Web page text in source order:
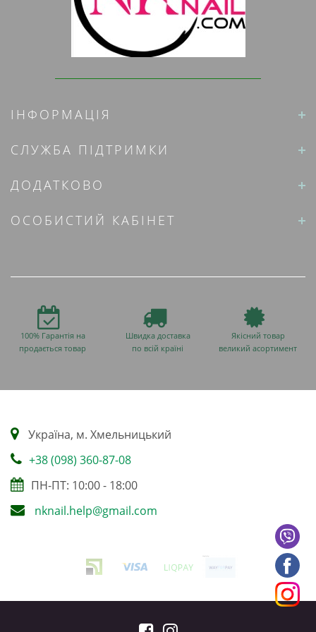
ІНФОРМАЦІЯ
СЛУЖБА ПІДТРИМКИ
ДОДАТКОВО
ОСОБИСТИЙ КАБІНЕТ
100% Гарантія на
продається товар
Швидка доставка
по всій країні
Якісний товар
великий асортимент
Українa, м. Хмельницький
+38 (098) 360-87-08
ПН-ПТ: 10:00 - 18:00
nknail.help@gmail.com